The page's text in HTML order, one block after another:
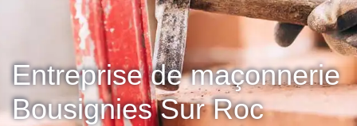
Entreprise de maçonnerie
Bousignies Sur Roc